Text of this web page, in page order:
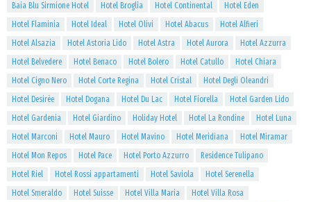
Baia Blu Sirmione Hotel
Hotel Broglia Hotel Continental
Hotel Eden
Hotel Flaminia
Hotel Ideal Hotel Olivi Hotel Abacus
Hotel Alfieri
Hotel Alsazia
Hotel Astoria Lido Hotel Astra Hotel Aurora
Hotel Azzurra
Hotel Belvedere
Hotel Benaco Hotel Bolero Hotel Catullo
Hotel Chiara
Hotel Cigno Nero
Hotel Corte Regina Hotel Cristal
Hotel Degli Oleandri
Hotel Desirèe
Hotel Dogana Hotel Du Lac Hotel Fiorella
Hotel Garden Lido
Hotel Gardenia
Hotel Giardino Holiday Hotel Hotel La Rondine
Hotel Luna
Hotel Marconi
Hotel Mauro Hotel Mavino Hotel Meridiana
Hotel Miramar
Hotel Mon Repos
Hotel Pace Hotel Porto Azzurro
Residence Tulipano
Hotel Riel
Hotel Rossi appartamenti Hotel Saviola
Hotel Serenella
Hotel Smeraldo
Hotel Suisse Hotel Villa Maria
Hotel Villa Rosa